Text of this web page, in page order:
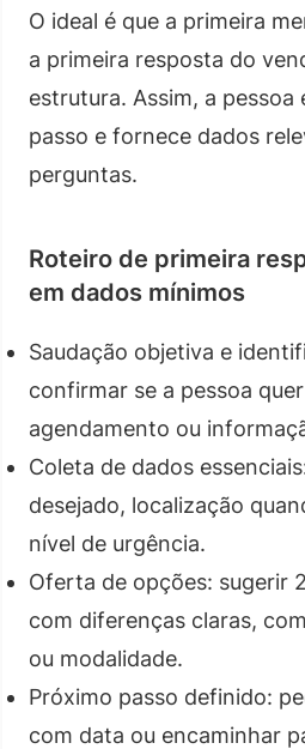
O ideal é que a primeira
a primeira resposta do
estrutura. Assim, a
passo e fornece dados
perguntas.
Roteiro de primeira
em dados mínimos
Saudação objetiva e
confirmar se a pessoa
agendamento ou
Coleta de dados
desejado, localização
nível de urgência.
Oferta de opções: sugerir
com diferenças claras,
ou modalidade.
Próximo passo definido:
com data ou encaminhar